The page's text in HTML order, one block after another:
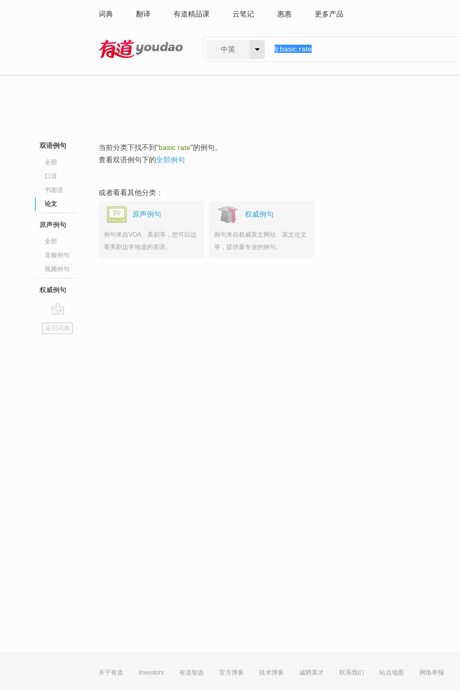
词典 翻译 有道精品课 云笔记 惠惠 更多产品
中英
双语例句
全部
口语
书面语
论文
原声例句
全部
音频例句
视频例句
权威例句
go
top
返回词典
当前分类下找不到"basic rate"的例句。
查看双语例句下的全部例句
或者看看其他分类：
原声例句
例句来自VOA、美剧等，您可以边
看美剧边学地道的美语。
权威例句
例句来自权威英文网站、英文论文
等，提供最专业的例句。
关于有道 Investors 有道智选 官方博客 技术博客 诚聘英才 联系我们 站点地图 网络举报